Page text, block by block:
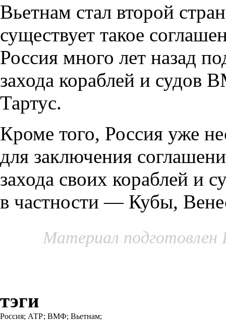
Вьетнам стал второй
существует такое
Россия много лет назад
захода кораблей и
Тартус.
Кроме того, Россия уже
для заключения
захода своих кораблей и
в частности — Кубы,
Материал подготовлен
тэги
Россия; АТР; ВМФ; Вьетнам;